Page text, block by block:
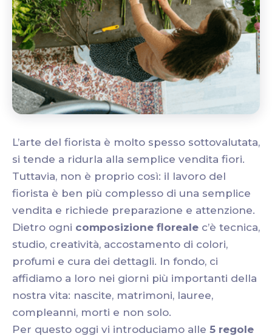
L’arte del fiorista è molto spesso sottovalutata,
si tende a ridurla alla semplice vendita fiori.
Tuttavia, non è proprio così: il lavoro del
fiorista è ben più complesso di una semplice
vendita e richiede preparazione e attenzione.
Dietro ogni composizione floreale c’è tecnica,
studio, creatività, accostamento di colori,
profumi e cura dei dettagli. In fondo, ci
affidiamo a loro nei giorni più importanti della
nostra vita: nascite, matrimoni, lauree,
compleanni, morti e non solo.
Per questo oggi vi introduciamo alle 5 regole